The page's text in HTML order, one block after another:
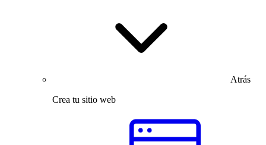
Atrás
Crea tu sitio web